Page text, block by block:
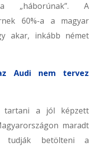
„háborúnak”. A
60%-a a magyar
akar, inkább német
az Audi nem tervez
a jól képzett
maradt
tudják betölteni a